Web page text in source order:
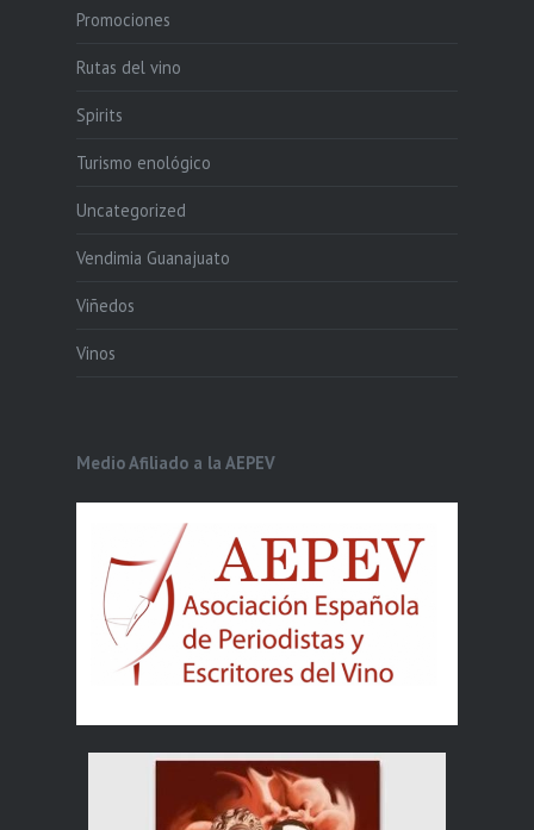
Promociones
Rutas del vino
Spirits
Turismo enológico
Uncategorized
Vendimia Guanajuato
Viñedos
Vinos
Medio Afiliado a la AEPEV